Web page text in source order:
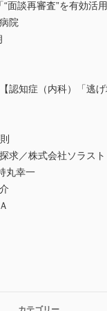
面談再審査”を有効活
院
認知症（内科）「逃
求／株式会社ソラス
丸幸一